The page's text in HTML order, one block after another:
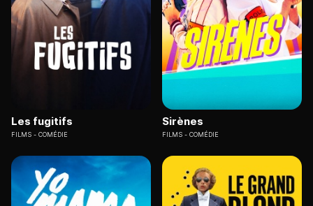
Les fugitifs
FILMS COMÉDIE
Sirènes
FILMS COMÉDIE